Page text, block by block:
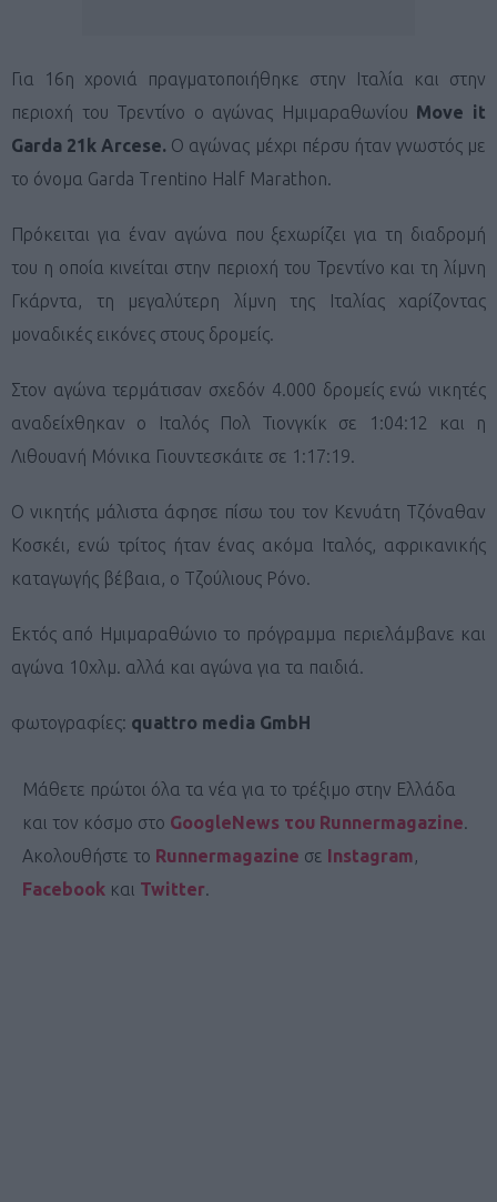
Για 16η χρονιά πραγματοποιήθηκε στην Ιταλία και στην
περιοχή του Τρεντίνο ο αγώνας Ημιμαραθωνίου Move it
Garda 21k Arcese. Ο αγώνας μέχρι πέρσυ ήταν γνωστός με
το όνομα Garda Trentino Half Marathon.
Πρόκειται για έναν αγώνα που ξεχωρίζει για τη διαδρομή
του η οποία κινείται στην περιοχή του Τρεντίνο και τη λίμνη
Γκάρντα, τη μεγαλύτερη λίμνη της Ιταλίας χαρίζοντας
μοναδικές εικόνες στους δρομείς.
Στον αγώνα τερμάτισαν σχεδόν 4.000 δρομείς ενώ νικητές
αναδείχθηκαν ο Ιταλός Πολ Τιονγκίκ σε 1:04:12 και η
Λιθουανή Mόνικα Γιουντεσκάιτε σε 1:17:19.
Ο νικητής μάλιστα άφησε πίσω του τον Κενυάτη Τζόναθαν
Κοσκέι, ενώ τρίτος ήταν ένας ακόμα Ιταλός, αφρικανικής
καταγωγής βέβαια, ο Τζούλιους Ρόνο.
Εκτός από Ημιμαραθώνιο το πρόγραμμα περιελάμβανε και
αγώνα 10χλμ. αλλά και αγώνα για τα παιδιά.
φωτογραφίες: quattro media GmbH
Μάθετε πρώτοι όλα τα νέα για το τρέξιμο στην Ελλάδα
και τον κόσμο στο GoogleNews του Runnermagazine.
Ακολουθήστε το Runnermagazine σε Instagram,
Facebook και Twitter.